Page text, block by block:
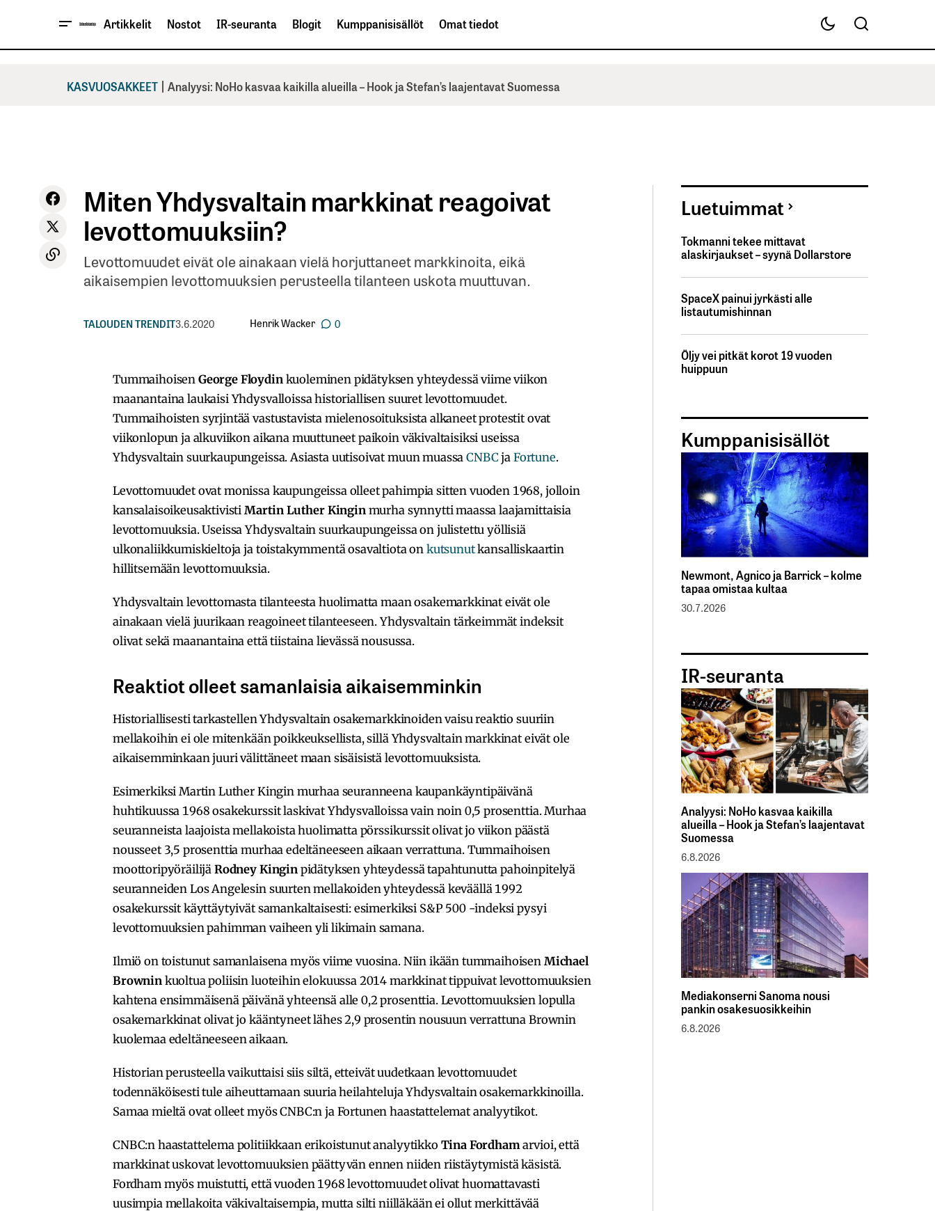
Artikkelit Nostot IR-seuranta Blogit Kumppanisisällöt Omat tiedot
KASVUOSAKKEET | Analyysi: NoHo kasvaa kaikilla alueilla – Hook ja Stefan’s laajentavat Suomessa
Miten Yhdysvaltain markkinat reagoivat
levottomuuksiin?
Levottomuudet eivät ole ainakaan vielä horjuttaneet markkinoita, eikä
aikaisempien levottomuuksien perusteella tilanteen uskota muuttuvan.
TALOUDEN TRENDIT3.6.2020 Henrik Wacker 0
Tummaihoisen George Floydin kuoleminen pidätyksen yhteydessä viime viikon
maanantaina laukaisi Yhdysvalloissa historiallisen suuret levottomuudet.
Tummaihoisten syrjintää vastustavista mielenosoituksista alkaneet protestit ovat
viikonlopun ja alkuviikon aikana muuttuneet paikoin väkivaltaisiksi useissa
Yhdysvaltain suurkaupungeissa. Asiasta uutisoivat muun muassaCNBC ja Fortune.
Levottomuudet ovat monissa kaupungeissa olleet pahimpia sitten vuoden 1968, jolloin
kansalaisoikeusaktivisti Martin Luther Kingin murha synnytti maassa laajamittaisia
levottomuuksia. Useissa Yhdysvaltain suurkaupungeissa on julistettu yöllisiä
ulkonaliikkumiskieltoja ja toistakymmentä osavaltiota on kutsunutkansalliskaartin
hillitsemään levottomuuksia.
Yhdysvaltain levottomasta tilanteesta huolimatta maan osakemarkkinat eivät ole
ainakaan vielä juurikaan reagoineet tilanteeseen. Yhdysvaltain tärkeimmät indeksit
olivat sekä maanantaina että tiistaina lievässä nousussa.
Reaktiot olleet samanlaisia aikaisemminkin
Historiallisesti tarkastellen Yhdysvaltain osakemarkkinoiden vaisu reaktio suuriin
mellakoihin ei ole mitenkään poikkeuksellista, sillä Yhdysvaltain markkinat eivät ole
aikaisemminkaan juuri välittäneet maan sisäisistä levottomuuksista.
Esimerkiksi Martin Luther Kingin murhaa seuranneena kaupankäyntipäivänä
huhtikuussa 1968 osakekurssit laskivat Yhdysvalloissa vain noin 0,5 prosenttia. Murhaa
seuranneista laajoista mellakoista huolimatta pörssikurssit olivat jo viikon päästä
nousseet 3,5 prosenttia murhaa edeltäneeseen aikaan verrattuna. Tummaihoisen
moottoripyöräilijä Rodney Kingin pidätyksen yhteydessä tapahtunutta pahoinpitelyä
seuranneiden Los Angelesin suurten mellakoiden yhteydessä keväällä 1992
osakekurssit käyttäytyivät samankaltaisesti: esimerkiksi S&P 500 -indeksi pysyi
levottomuuksien pahimman vaiheen yli likimain samana.
Ilmiö on toistunut samanlaisena myös viime vuosina. Niin ikään tummaihoisen Michael
Brownin kuoltua poliisin luoteihin elokuussa 2014 markkinat tippuivat levottomuuksien
kahtena ensimmäisenä päivänä yhteensä alle 0,2 prosenttia. Levottomuuksien lopulla
osakemarkkinat olivat jo kääntyneet lähes 2,9 prosentin nousuun verrattuna Brownin
kuolemaa edeltäneeseen aikaan.
Historian perusteella vaikuttaisi siis siltä, etteivät uudetkaan levottomuudet
todennäköisesti tule aiheuttamaan suuria heilahteluja Yhdysvaltain osakemarkkinoilla.
Samaa mieltä ovat olleet myös CNBC:n ja Fortunen haastattelemat analyytikot.
CNBC:n haastattelema politiikkaan erikoistunut analyytikko Tina Fordham arvioi, että
markkinat uskovat levottomuuksien päättyvän ennen niiden riistäytymistä käsistä.
Fordham myös muistutti, että vuoden 1968 levottomuudet olivat huomattavasti
uusimpia mellakoita väkivaltaisempia, mutta silti niilläkään ei ollut merkittävää
Luetuimmat
Tokmanni tekee mittavat
alaskirjaukset – syynä Dollarstore
SpaceX painui jyrkästi alle
listautumishinnan
Öljy vei pitkät korot 19 vuoden
huippuun
Kumppanisisällöt
Newmont, Agnico ja Barrick – kolme
tapaa omistaa kultaa
30.7.2026
IR-seuranta
Analyysi: NoHo kasvaa kaikilla
alueilla – Hook ja Stefan’s laajentavat
Suomessa
6.8.2026
Mediakonserni Sanoma nousi
pankin osakesuosikkeihin
6.8.2026